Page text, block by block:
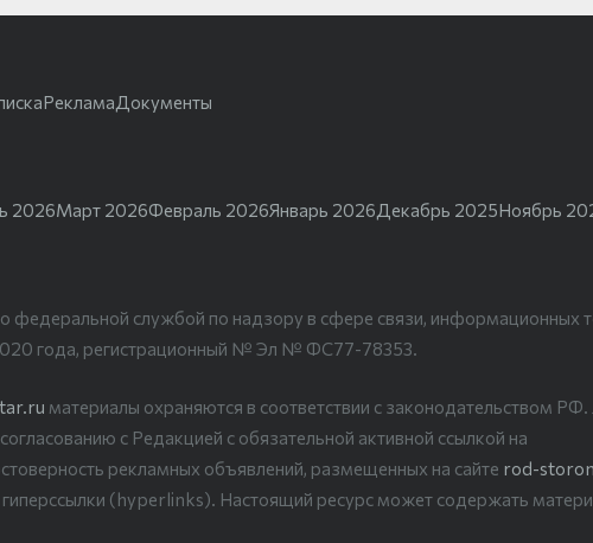
Реклама Документы
2026Март 2026Февраль 2026Январь 2026 Декабрь 2025Ноябрь
федеральной службой по надзору в сфере связи, информационных
года, регистрационный № Эл № ФС77-78353.
материалы охраняются в соответствии с законодательством
с Редакцией с обязательной активной ссылкой на
рекламных объявлений, размещенных на сайте rod-
(hyperlinks). Настоящий ресурс может содержать